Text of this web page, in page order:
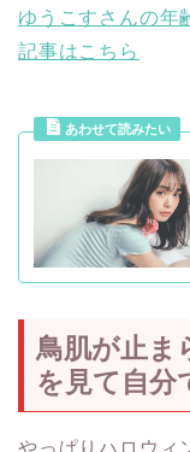
ゆうこすさんの年
記事はこちら
鳥肌が止ま
を見て自分
やっぱりハロウィ